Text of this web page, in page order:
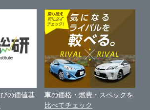
探す
関する基本方針
く表示
の価値基
車の価格・燃費・スペックを
比べてチェック